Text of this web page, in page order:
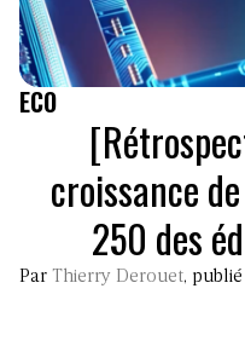
ECO
croissance
250 des
Par Thierry Derouet,